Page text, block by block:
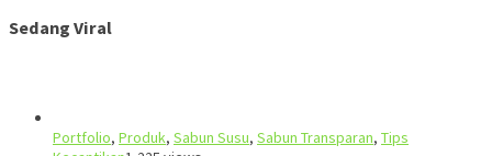
Sedang Viral
Portfolio, Produk, Sabun Susu, Sabun Transparan, Tips